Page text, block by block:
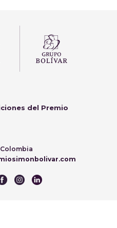
del Premio